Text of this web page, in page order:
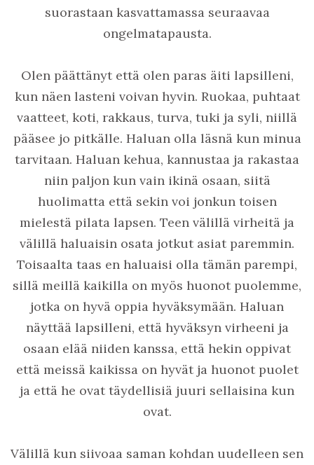
suorastaan kasvattamassa seuraavaa
ongelmatapausta.
Olen päättänyt että olen paras äiti lapsilleni,
kun näen lasteni voivan hyvin. Ruokaa, puhtaat
vaatteet, koti, rakkaus, turva, tuki ja syli, niillä
pääsee jo pitkälle. Haluan olla läsnä kun minua
tarvitaan. Haluan kehua, kannustaa ja rakastaa
niin paljon kun vain ikinä osaan, siitä
huolimatta että sekin voi jonkun toisen
mielestä pilata lapsen. Teen välillä virheitä ja
välillä haluaisin osata jotkut asiat paremmin.
Toisaalta taas en haluaisi olla tämän parempi,
sillä meillä kaikilla on myös huonot puolemme,
jotka on hyvä oppia hyväksymään. Haluan
näyttää lapsilleni, että hyväksyn virheeni ja
osaan elää niiden kanssa, että hekin oppivat
että meissä kaikissa on hyvät ja huonot puolet
ja että he ovat täydellisiä juuri sellaisina kun
ovat.
Välillä kun siivoaa saman kohdan uudelleen sen